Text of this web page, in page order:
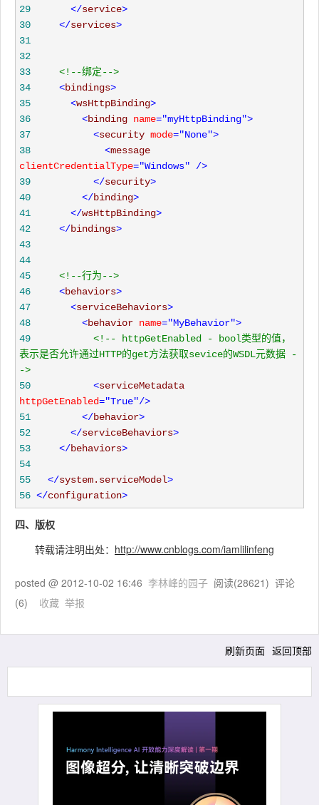
29
</service>
30
</services>
31
32
33
<!--绑定-->
34
<bindings>
35
<wsHttpBinding>
36
<binding name="myHttpBinding">
37
<security mode="None">
38
<
clientCredentialType="Windows"
/>
39
</security>
40
</binding>
41
</wsHttpBinding>
42
</bindings>
43
44
45
<!--行为-->
46
<behaviors>
47
<serviceBehaviors>
48
<behavior name="MyBehavior">
49
<!-- httpGetEnabled - bool类型的值，
表示是否允许通过HTTP的get方法获取sevice的WSDL元数据
-
->
50
<
httpGetEnabled="True"/>
51
</behavior>
52
</serviceBehaviors>
53
</behaviors>
54
55
</system.serviceModel>
56 </configuration>
四、版权
转载请注明出处： http://www.cnblogs.com/iamlilinfeng
posted @ 2012-10-02 16:46 李林峰的园子 阅读(28621) 评论
(6) 收藏 举报
刷新页面 返回顶部